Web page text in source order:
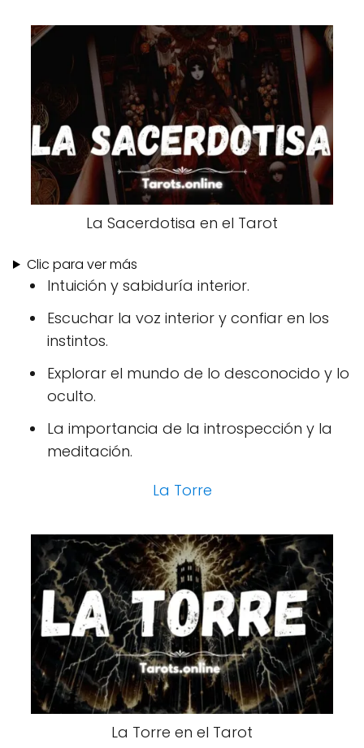
La Sacerdotisa en el Tarot
Clic para ver más
Intuición y sabiduría interior.
Escuchar la voz interior y confiar en los
instintos.
Explorar el mundo de lo desconocido y lo
oculto.
La importancia de la introspección y la
meditación.
La Torre
La Torre en el Tarot